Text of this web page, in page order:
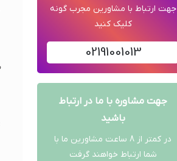
جهت ارتباط با مشاورین مجرب گونه
کلیک کنید
02191001013
جهت مشاوره با ما در ارتباط
باشید
در کمتر از 8 ساعت مشاورین ما با
شما ارتباط خواهند گرفت